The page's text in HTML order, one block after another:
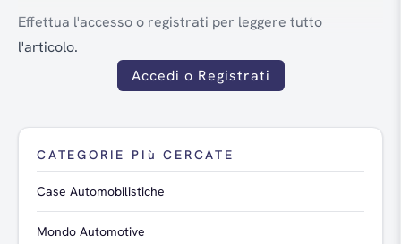
Effettua l'accesso o registrati per leggere tutto
l'articolo.
Accedi o Registrati
CATEGORIE PIù CERCATE
Case Automobilistiche
Mondo Automotive